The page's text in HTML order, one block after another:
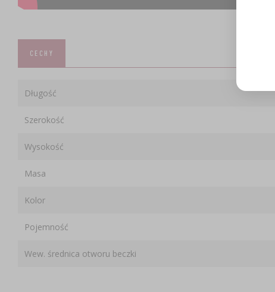
CECHY
Długość
Szerokość
Wysokość
Masa
Kolor
Pojemność
Wew. średnica otworu beczki